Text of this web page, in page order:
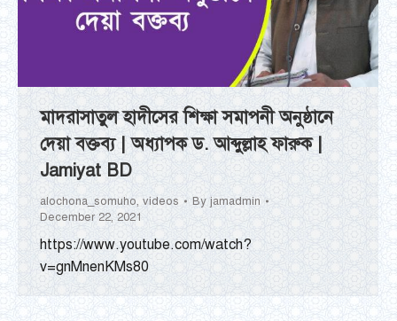
মাদরাসাতুল হাদীসের শিক্ষা সমাপনী অনুষ্ঠানে
দেয়া বক্তব্য | অধ্যাপক ড. আব্দুল্লাহ ফারুক |
Jamiyat BD
alochona_somuho, videos By jamadmin
December 22, 2021
https://www.youtube.com/watch?
v=gnMnenKMs80